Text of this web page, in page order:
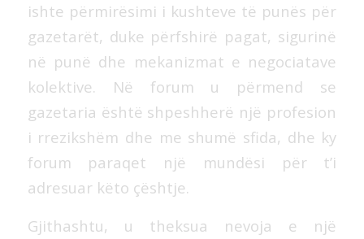
ishte përmirësimi i kushteve të punës për
gazetarët, duke përfshirë pagat, sigurinë
në punë dhe mekanizmat e negociatave
kolektive. Në forum u përmend se
gazetaria është shpeshherë një profesion
i rrezikshëm dhe me shumë sfida, dhe ky
forum paraqet një mundësi për t’i
adresuar këto çështje.
Gjithashtu, u theksua nevoja e një